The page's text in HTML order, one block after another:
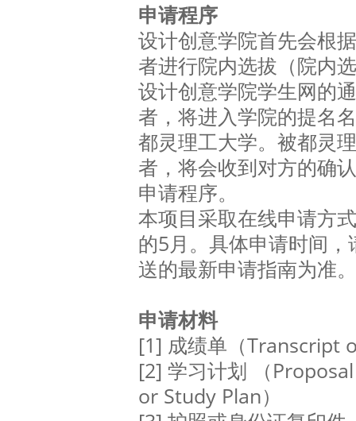
申请程序
设计创意学院首先会根
者进行院内选拔（院内
设计创意学院学生网的
者，将进入学院的提名
都灵理工大学。被都灵
者，将会收到对方的确
申请程序。
本项目采取在线申请方
的5月。具体申请时间
送的最新申请指南为准。
申请材料
[1] 成绩单（Transcript
[2] 学习计划 （
or Study Plan）